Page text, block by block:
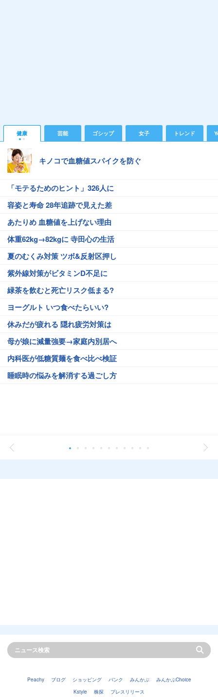
健康 芸能 ゴシップ 女子 トレンド
キノコで血糖値スパイクを防ぐ
「モテるためのヒント」326人に
容姿と寿命 28年追跡で見えた差
あたりめ 血糖値を上げない理由
体重62kg→82kgに 寺田心の生活
夏のむくみ対策 ツボ&反射区押し
紫外線対策がビタミンD不足に
緑茶を飲むと死亡リスク低まる?
ヨーグルト いつ食べたらいい?
休みだが疲れる 隠れ疲労対策は
母が娘に減量強要→家庭内別居へ
内科医が低糖質麺を食べ比べ検証
睡眠時の悩みを解消する過ごし方
Peachy ブログ ショッピング バンク みんかぶ
みんかぶChoice
Kstyle
株探 プレスリリース